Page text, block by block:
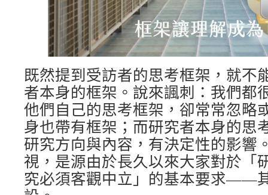
既然提到受訪者的思考框架，就不
者本身的框架。說來諷刺：我們都
他們自己的思考框架，卻常常忽略
身也帶有框架；而研究者本身的思
研究方向與內容，有決定性的影響
視，是源由於長久以來大家對於「
究必須客觀中立」的基本要求——